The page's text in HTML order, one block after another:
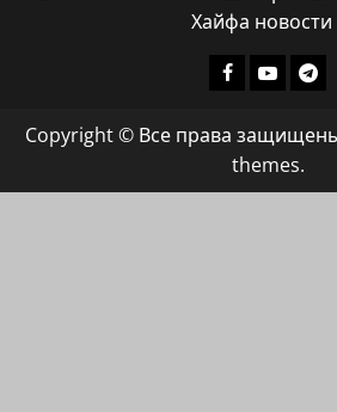
Хайфа новости
Facebook
Youtube
Copyright © Все права
themes.